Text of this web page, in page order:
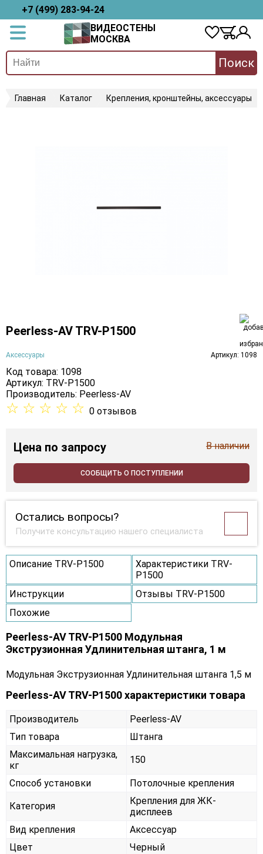
+7 (499) 283-94-24
ВИДЕОСТЕНЫ
МОСКВА
Поиск
Главная Каталог Крепления, кронштейны, аксессуары
Peerless-AV TRV-P1500
Аксессуары Артикул: 1098
Код товара: 1098
Артикул: TRV-P1500
Производитель: Peerless-AV
☆ ☆ ☆ ☆ ☆ 0 отзывов
Цена по запросу В наличии
СООБЩИТЬ О ПОСТУПЛЕНИИ
Остались вопросы?
Получите консультацию нашего специалиста
Описание TRV-P1500
Характеристики TRV-
P1500
Инструкции
Отзывы TRV-P1500
Похожие
Peerless-AV TRV-P1500 Модульная
Экструзионная Удлинительная штанга, 1 м
Модульная Экструзионная Удлинительная штанга 1,5 м
Peerless-AV TRV-P1500 характеристики товара
Производитель
Peerless-AV
Тип товара
Штанга
Максимальная нагрузка,
кг
150
Способ установки Потолочные крепления
Категория
Крепления для ЖК-
дисплеев
Вид крепления
Аксессуар
Цвет
Черный